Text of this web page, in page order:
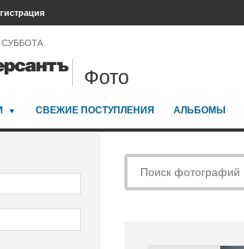
СУББОТА
Фото
СВЕЖИЕ ПОСТУПЛЕНИЯ АЛЬБОМЫ